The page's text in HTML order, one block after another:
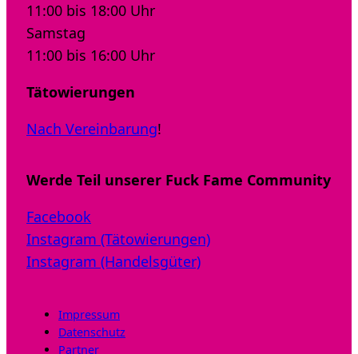
11:00 bis 18:00 Uhr
Samstag
11:00 bis 16:00 Uhr
Tätowierungen
Nach Vereinbarung!
Werde Teil unserer Fuck Fame Community
Facebook
Instagram (Tätowierungen)
Instagram (Handelsgüter)
Impressum
Datenschutz
Partner